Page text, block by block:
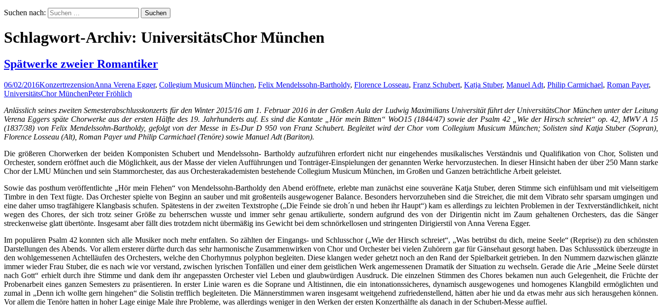
Suchen nach:
Schlagwort-Archiv: UniversitätsChor München
Spätwerke zweier Romantiker
06/02/2016KonzertrezensionAnna Verena Egger, Collegium Musicum München, Felix Mendelssohn-Bartholdy, Florence Losseau, Franz Schubert, Katja Stuber, Manuel Adt, Philip Carmichael, Roman Payer,
UniversitätsChor MünchenPeter Fröhlich
Anlässlich seines zweiten Semesterabschlusskonzerts für den Winter 2015/16 am 1. Februar 2016 in der Großen Aula der Ludwig Maximilians Universität führt der UniversitätsChor München unter der Leitung
Verena Eggers späte Chorwerke aus der ersten Hälfte des 19. Jahrhunderts auf. Es sind die Kantate „Hör mein Bitten“ WoO15 (1844/47) sowie der Psalm 42 „Wie der Hirsch schreiet“ op. 42, MWV A 15
(1837/38) von Felix Mendelssohn-Bartholdy, gefolgt von der Messe in Es-Dur D 950 von Franz Schubert. Begleitet wird der Chor vom Collegium Musicum München; Solisten sind Katja Stuber (Sopran),
Florence Losseau (Alt), Roman Payer und Philip Carmichael (Tenöre) sowie Manuel Adt (Bariton).
Die größeren Chorwerken der beiden Komponisten Schubert und Mendelssohn- Bartholdy aufzuführen erfordert nicht nur eingehendes musikalisches Verständnis und Qualifikation von Chor, Solisten und
Orchester, sondern eröffnet auch die Möglichkeit, aus der Masse der vielen Aufführungen und Tonträger-Einspielungen der genannten Werke hervorzustechen. In dieser Hinsicht haben der über 250 Mann starke
Chor der LMU München und sein Stammorchester, das aus Orchesterakademisten bestehende Collegium Musicum München, im Großen und Ganzen beträchtliche Arbeit geleistet.
Sowie das posthum veröffentlichte „Hör mein Flehen“ von Mendelssohn-Bartholdy den Abend eröffnete, erlebte man zunächst eine souveräne Katja Stuber, deren Stimme sich einfühlsam und mit vielseitigem
Timbre in den Text fügte. Das Orchester spielte von Beginn an sauber und mit großenteils ausgewogener Balance. Besonders hervorzuheben sind die Streicher, die mit dem Vibrato sehr sparsam umgingen und
eine daher umso tragfähigere Klangbasis schufen. Spätestens in der zweiten Textstrophe („Die Feinde sie droh´n und heben ihr Haupt“) kam es allerdings zu leichten Problemen in der Textverständlichkeit, nicht
wegen des Chores, der sich trotz seiner Größe zu beherrschen wusste und immer sehr genau artikulierte, sondern aufgrund des von der Dirigentin nicht im Zaum gehaltenen Orchesters, das die Sänger
streckenweise glatt übertönte. Insgesamt aber fällt dies trotzdem nicht übermäßig ins Gewicht bei dem schnörkellosen und stringenten Dirigierstil von Anna Verena Egger.
Im populären Psalm 42 konnten sich alle Musiker noch mehr entfalten. So zählten der Eingangs- und Schlusschor („Wie der Hirsch schreiet“, „Was betrübst du dich, meine Seele“ (Reprise)) zu den schönsten
Darstellungen des Abends. Vor allem ersterer dürfte durch das sehr harmonische Zusammenwirken von Chor und Orchester bei vielen Zuhörern gar für Gänsehaut gesorgt haben. Das Schlussstück überzeugte in
den wohlgemessenen Achtelläufen des Orchesters, welche den Chorhymnus polyphon begleiten. Diese klangen weder gehetzt noch an den Rand der Spielbarkeit getrieben. In den Nummern dazwischen glänzte
immer wieder Frau Stuber, die es nach wie vor verstand, zwischen lyrischen Tonfällen und einer dem geistlichen Werk angemessenen Dramatik der Situation zu wechseln. Gerade die Arie „Meine Seele dürstet
nach Gott“ erhielt durch ihre Stimme und dank dem ihr angepassten Orchester viel Leben und glaubwürdigen Ausdruck. Die einzelnen Stimmen des Chores bekamen nun auch Gelegenheit, die Früchte der
Probenarbeit eines ganzen Semesters zu präsentieren. In erster Linie waren es die Soprane und Altistinnen, die ein intonationssicheres, dynamisch ausgewogenes und homogenes Klangbild ermöglichten und
zumal in „Denn ich wollte gern hingehen“ die Solistin trefflich begleiteten. Die Männerstimmen waren insgesamt weitgehend zufriedenstellend, hätten aber hie und da etwas mehr aus sich herausgehen können.
Vor allem die Tenöre hatten in hoher Lage einige Male ihre Probleme, was allerdings weniger in den Werken der ersten Konzerthälfte als danach in der Schubert-Messe auffiel.